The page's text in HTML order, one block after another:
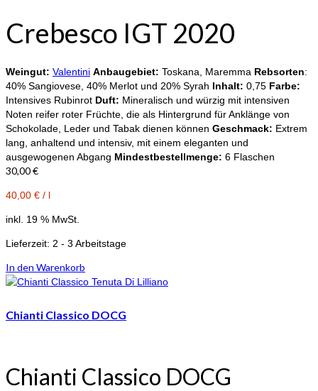
Crebesco IGT 2020
Weingut: Valentini Anbaugebiet: Toskana, Maremma Rebsorten:
40% Sangiovese, 40% Merlot und 20% Syrah Inhalt: 0,75 Farbe:
Intensives Rubinrot Duft: Mineralisch und würzig mit intensiven
Noten reifer roter Früchte, die als Hintergrund für Anklänge von
Schokolade, Leder und Tabak dienen können Geschmack: Extrem
lang, anhaltend und intensiv, mit einem eleganten und
ausgewogenen Abgang Mindestbestellmenge: 6 Flaschen
30,00€
40,00 € / l
inkl. 19 % MwSt.
Lieferzeit: 2 - 3 Arbeitstage
In den Warenkorb
Chianti Classico DOCG
Chianti Classico DOCG